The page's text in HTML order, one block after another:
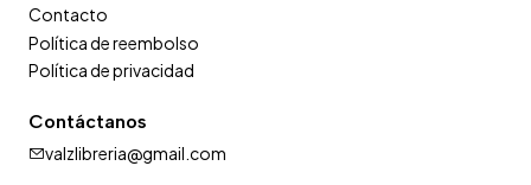
Contacto
Política de reembolso
Política de privacidad
Contáctanos
valzlibreria@gmail.com